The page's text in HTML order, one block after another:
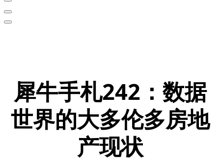
犀牛手札242：数据
世界的大多伦多房地
产现状